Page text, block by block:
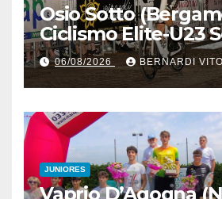
Osio Sotto
Ciclismo Elite-U23
Stelle : Kevin
Padovani-Polo
su Andrea
(Beltrami TSA Tre
06/08/2026 BERNARDI VITO
JUNIORES
Vaprio D’Agogna